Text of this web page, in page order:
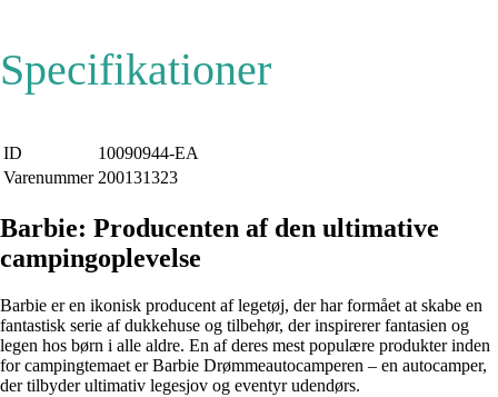
Specifikationer
ID
10090944-EA
Varenummer 200131323
Barbie: Producenten af den ultimative
campingoplevelse
Barbie er en ikonisk producent af legetøj, der har formået at skabe en
fantastisk serie af dukkehuse og tilbehør, der inspirerer fantasien og
legen hos børn i alle aldre. En af deres mest populære produkter inden
for campingtemaet er Barbie Drømmeautocamperen – en autocamper,
der tilbyder ultimativ legesjov og eventyr udendørs.